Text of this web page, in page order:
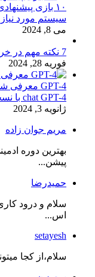
سیستم مورد نیاز
می 8, 2024
7 نکته مهم در خرید دوربین مداربسته + راهنمای خرید
فوریه 28, 2024
chat GPT-4 با نسخه 3.5
ژانویه 3, 2024
مریم جوان زاده
بهترین دوره
پیشن...
حمیدرضا
سلام و درود
اس...
setayesh
سلام،از کجا